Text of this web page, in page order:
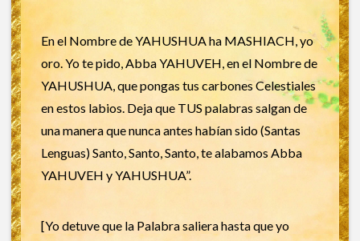
En el Nombre de YAHUSHUA ha MASHIACH, yo
oro. Yo te pido, Abba YAHUVEH, en el Nombre de
YAHUSHUA, que pongas tus carbones Celestiales
en estos labios. Deja que TUS palabras salgan de
una manera que nunca antes habían sido (Santas
Lenguas) Santo, Santo, Santo, te alabamos Abba
YAHUVEH y YAHUSHUA”.
[Yo detuve que la Palabra saliera hasta que yo